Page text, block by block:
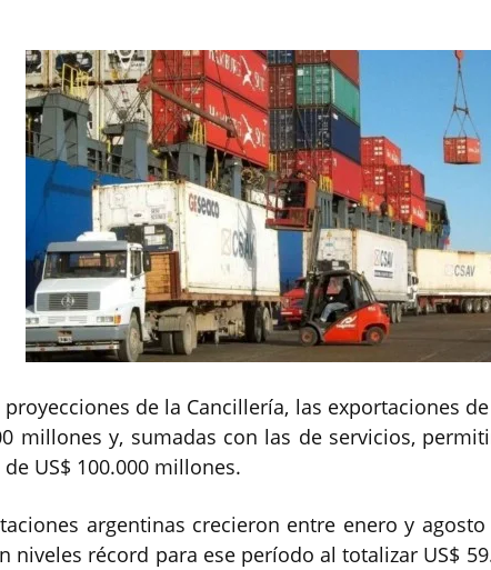
proyecciones de la Cancillería, las exportaciones
millones y, sumadas con las de servicios,
US$ 100.000 millones.
argentinas crecieron entre enero y
niveles récord para ese período al totalizar US$